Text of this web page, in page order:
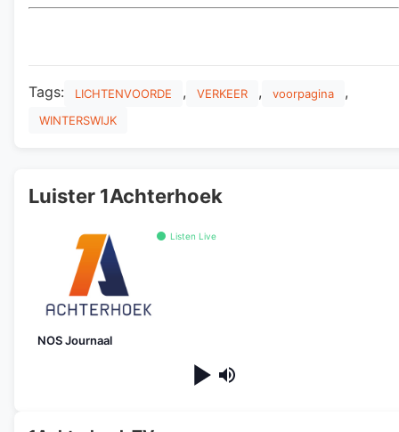
Tags: LICHTENVOORDE , VERKEER , voorpagina ,
WINTERSWIJK
Luister 1Achterhoek
Listen Live
NOS Journaal